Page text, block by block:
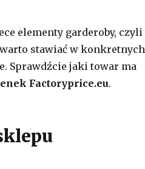
elementy garderoby, czyli
stawiać w konkretnych
Sprawdźcie jaki towar ma
Factoryprice.eu.